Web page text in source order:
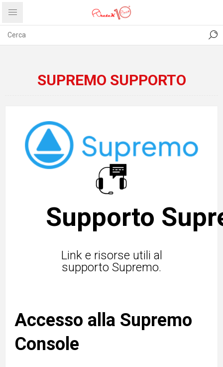
PRIVACY ABOUT US
SUPREMO SUPPORTO
Supporto
Link e risorse utili al
supporto Supremo.
Accesso alla Supremo
Console